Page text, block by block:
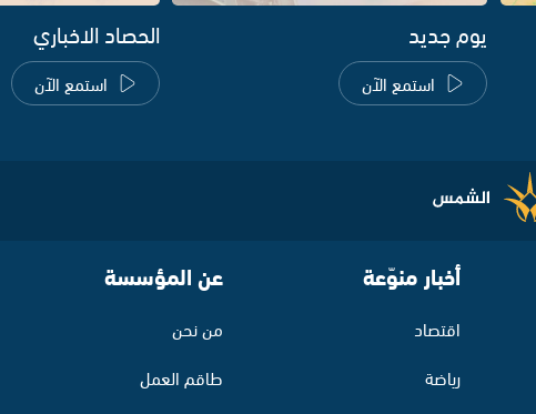
يوم جديد
استمع الآن
الحصاد الاخباري
استمع الآن
أخبار منوّعة
اقتصاد
رياضة
عن المؤسسة
من نحن
طاقم العمل